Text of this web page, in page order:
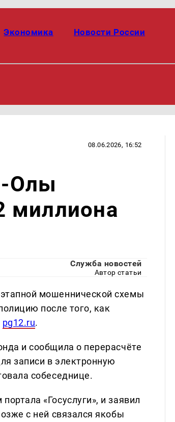
Экономика Новости России
08.06.2026, 16:52
Олы
миллиона
Служба новостей
Автор статьи
мошеннической схемы
после того, как
pg12.ru.
и сообщила о перерасчёте
записи в электронную
собеседнице.
«Госуслуги», и заявил
с ней связался якобы